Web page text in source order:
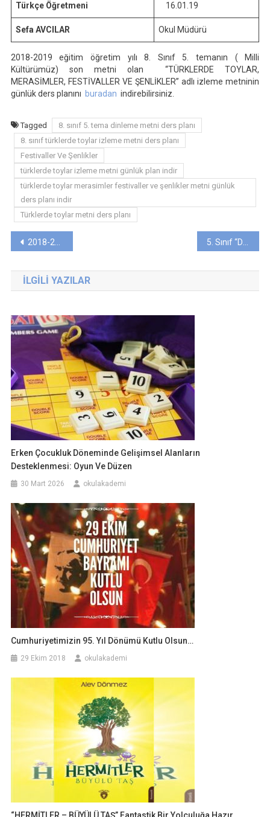
Türkçe Öğretmeni 16.01.19
Sefa AVCILAR Okul Müdürü
2018-2019 eğitim öğretim yılı 8. Sınıf 5. temanın ( Milli
Kültürümüz) son metni olan “TÜRKLERDE TOYLAR,
MERASİMLER, FESTİVALLER VE ŞENLİKLER” adlı izleme metninin
günlük ders planını buradan indirebilirsiniz.
Tagged
8. sınıf 5. tema dinleme metni ders planı
8. sınıf türklerde toylar izleme metni ders planı
Festivaller Ve Şenlikler
türklerde toylar izleme metni günlük plan indir
türklerde toylar merasimler festivaller ve şenlikler metni günlük
ders planı indir
Türklerde toylar metni ders planı
Yazı
gezinmesi
2018-2019 Türkçe Dersi 2. Dönem Zümre Toplantı Tutanağı
İLGILI YAZILAR
Erken Çocukluk Döneminde Gelişimsel Alanların
Desteklenmesi: Oyun Ve Düzen
30 Mart 2026 okulakademi
Cumhuriyetimizin 95. Yıl Dönümü Kutlu Olsun…
29 Ekim 2018 okulakademi